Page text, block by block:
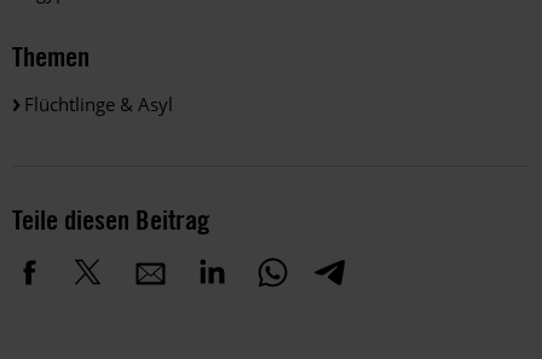
Themen
Flüchtlinge & Asyl
Teile diesen Beitrag